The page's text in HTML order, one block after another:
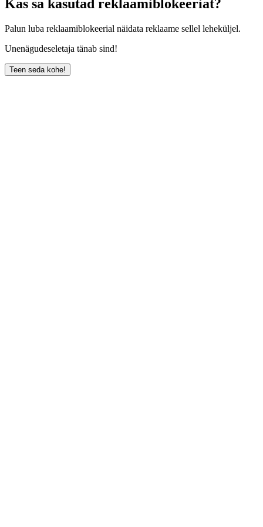
Kas sa kasutad reklaamiblokeeriat?
Palun luba reklaamiblokeerial näidata reklaame sellel leheküljel.
Unenägudeseletaja tänab sind!
Teen seda kohe!